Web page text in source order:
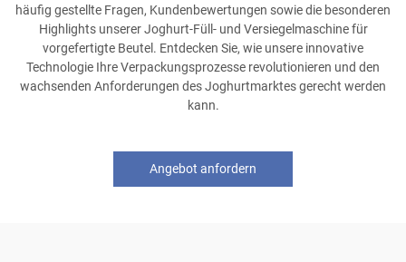
häufig gestellte Fragen, Kundenbewertungen sowie die besonderen
Highlights unserer Joghurt-Füll- und Versiegelmaschine für
vorgefertigte Beutel. Entdecken Sie, wie unsere innovative
Technologie Ihre Verpackungsprozesse revolutionieren und den
wachsenden Anforderungen des Joghurtmarktes gerecht werden
kann.
Angebot anfordern